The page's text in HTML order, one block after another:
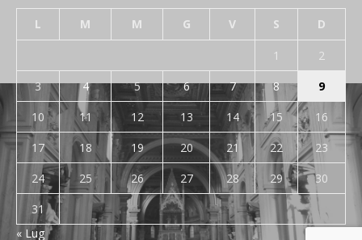
L M M G V S D
1
2
3
4 5 6 7 8
9
10
11 12 13 14 15
16
17
18 19 20 21 22
23
24
25 26 27 28 29
30
31
« Lug